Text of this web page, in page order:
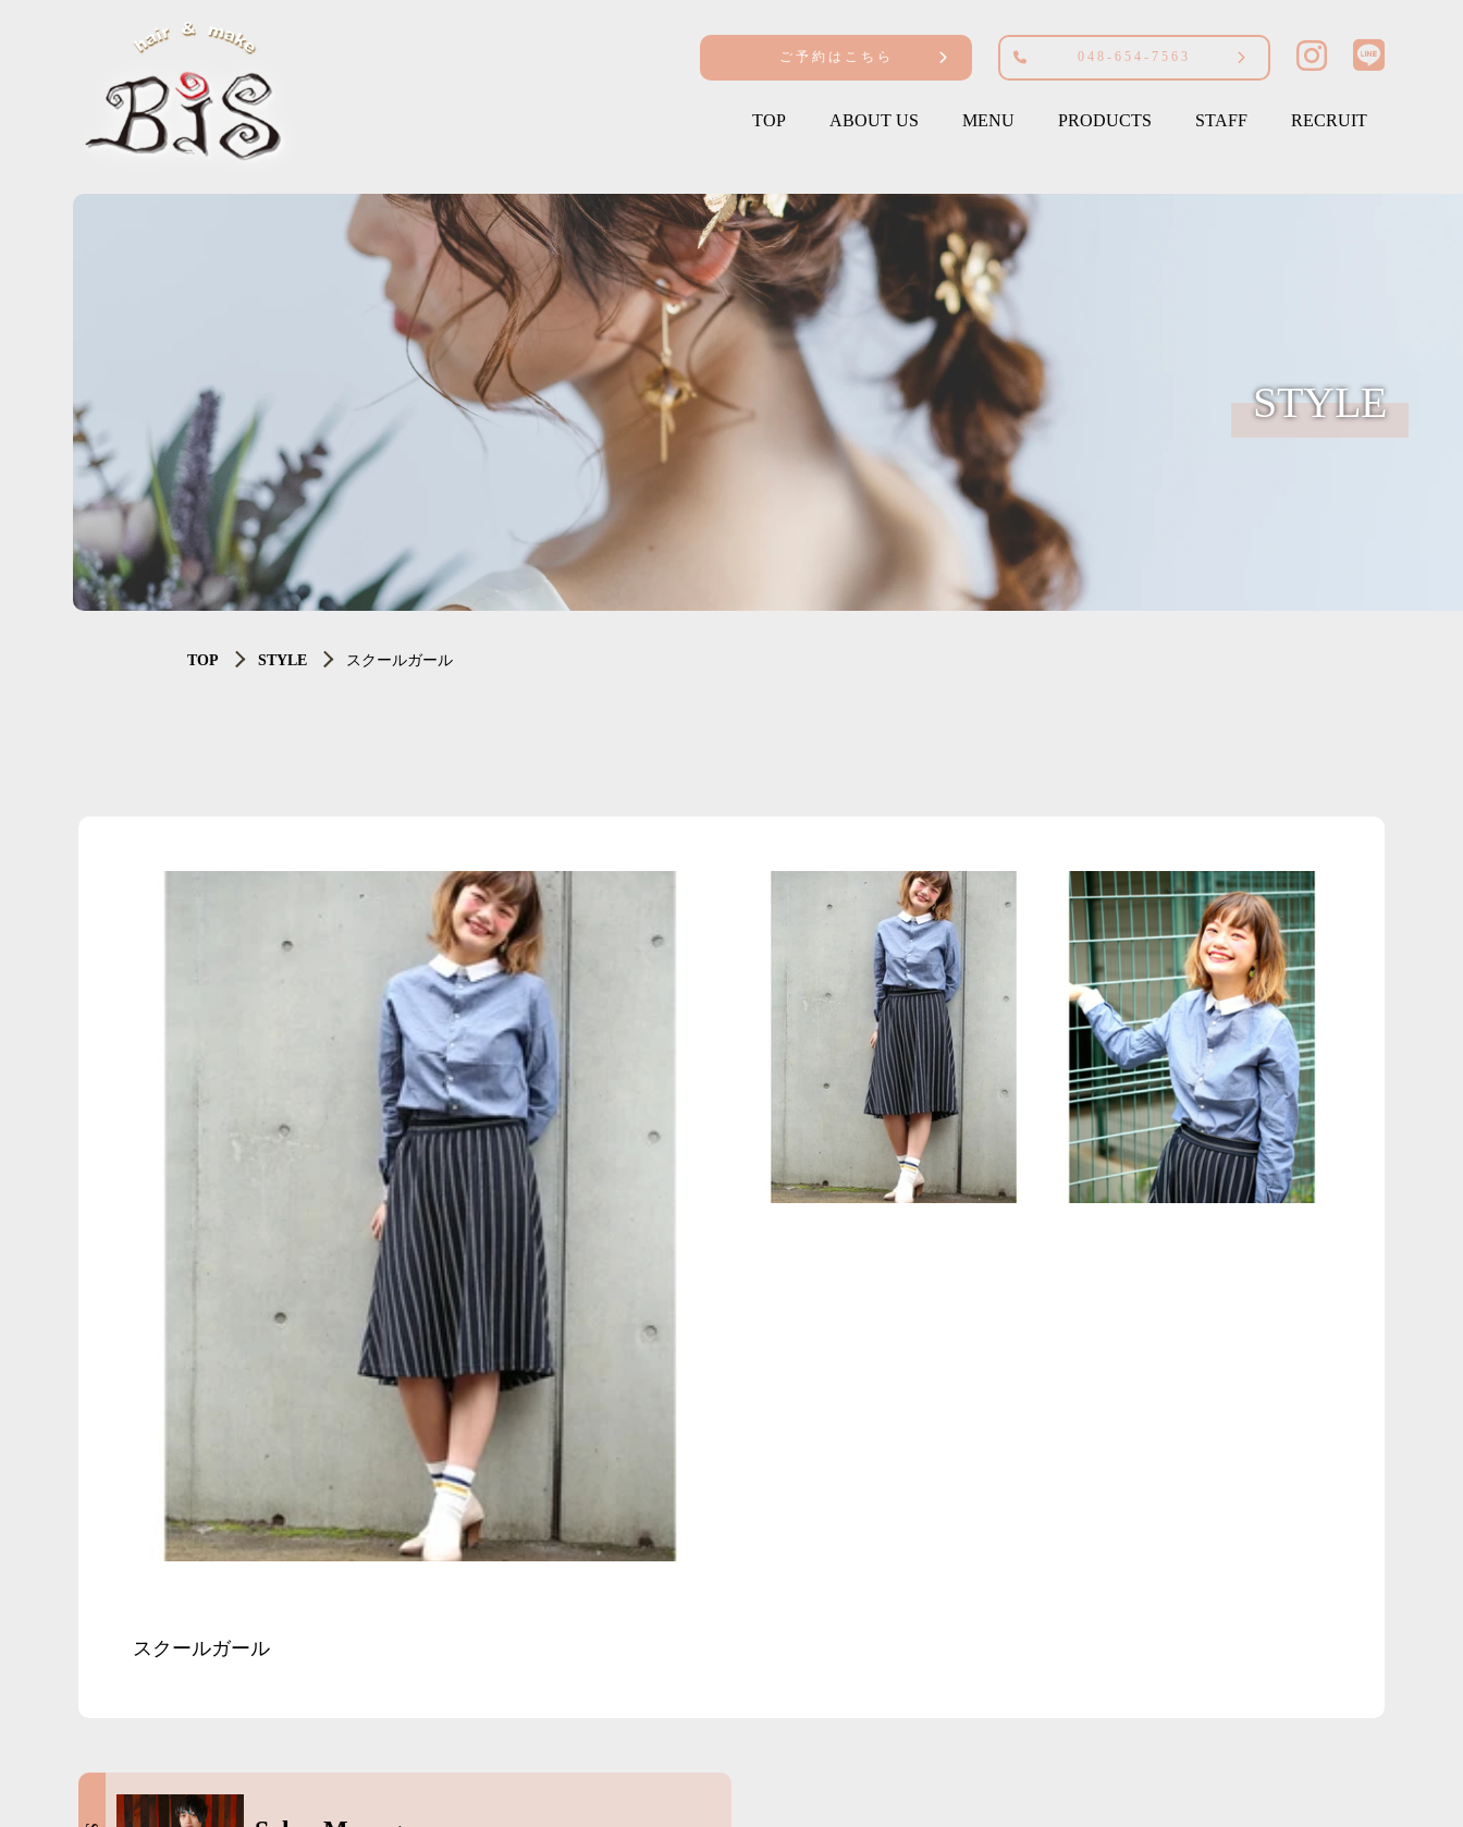
ご予約はこちら 048-654-7563
TOP ABOUT US MENU PRODUCTS STAFF RECRUIT
STYLE
TOP STYLE スクールガール
スクールガール